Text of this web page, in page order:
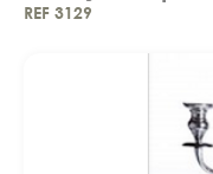
REF 3129